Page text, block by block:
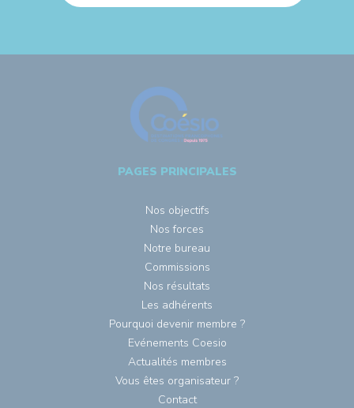
PAGES PRINCIPALES
Nos objectifs
Nos forces
Notre bureau
Commissions
Nos résultats
Les adhérents
Pourquoi devenir membre ?
Evénements Coesio
Actualités membres
Vous êtes organisateur ?
Contact